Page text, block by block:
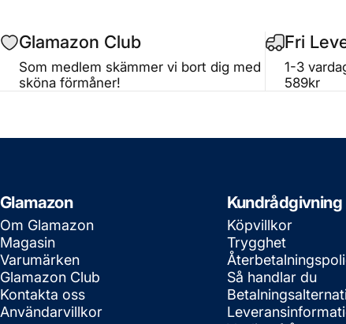
Glamazon Club
Som medlem skämmer vi bort dig med
sköna förmåner!
Fri
1-3
589kr
Glamazon
Om Glamazon
Magasin
Varumärken
Glamazon Club
Kontakta oss
Användarvillkor
Kundrådgivning
Köpvillkor
Trygghet
Så handlar du